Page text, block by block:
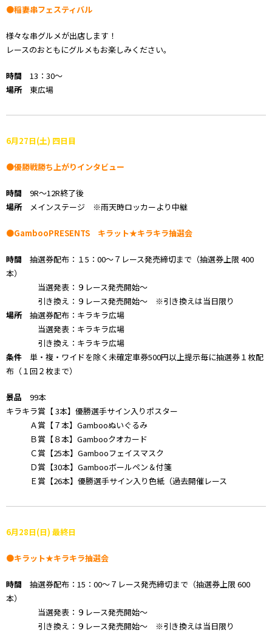
●稲妻串フェスティバル
様々な串グルメが出店します！
レースのおともにグルメもお楽しみください。
時間 13：30～
場所 東広場
6月27日(土) 四日目
●優勝戦勝ち上がりインタビュー
時間 9R～12R終了後
場所メインステージ ※雨天時ロッカーより中継
●GambooPRESENTS キラット★キラキラ抽選会
時間 抽選券配布：１5：00～７レース発売締切まで（抽選券上限 400
本）
当選発表：９レース発売開始～
引き換え：９レース発売開始～ ※引き換えは当日限り
場所抽選券配布：キラキラ広場
当選発表：キラキラ広場
引き換え：キラキラ広場
条件 単・複・ワイドを除く未確定車券500円以上提示毎に抽選券１枚配
布（１回２枚まで）
景品 99本
キラキラ賞【 3本】優勝選手サイン入りポスター
Ａ賞【７本】Gambooぬいぐるみ
Ｂ賞【８本】Gambooクオカード
Ｃ賞【25本】Gambooフェイスマスク
Ｄ賞【30本】Gambooボールペン＆付箋
Ｅ賞【26本】優勝選手サイン入り色紙（過去開催レース
6月28日(日) 最終日
●キラット★キラキラ抽選会
時間 抽選券配布：15：00～７レース発売締切まで（抽選券上限 600
本）
当選発表：９レース発売開始～
引き換え：９レース発売開始～ ※引き換えは当日限り